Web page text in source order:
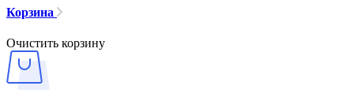
Корзина
Очистить корзину